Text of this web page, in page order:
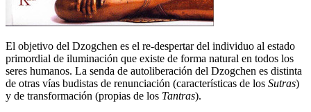
El objetivo del Dzogchen es el re-despertar del individuo al estado
primordial de iluminación que existe de forma natural en todos los
seres humanos. La senda de autoliberación del Dzogchen es distinta
de otras vías budistas de renunciación (características de los Sutras)
y de transformación (propias de los Tantras).